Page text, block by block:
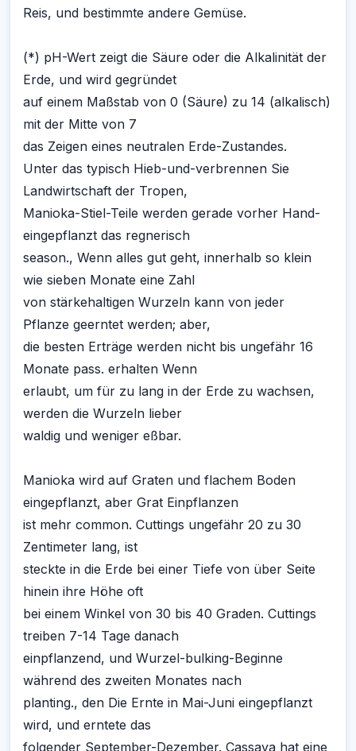
Reis, und bestimmte andere Gemüse.
(*) pH-Wert zeigt die Säure oder die Alkalinität der
Erde, und wird gegründet
auf einem Maßstab von 0 (Säure) zu 14 (alkalisch)
mit der Mitte von 7
das Zeigen eines neutralen Erde-Zustandes.
Unter das typisch Hieb-und-verbrennen Sie
Landwirtschaft der Tropen,
Manioka-Stiel-Teile werden gerade vorher Hand-
eingepflanzt das regnerisch
season., Wenn alles gut geht, innerhalb so klein
wie sieben Monate eine Zahl
von stärkehaltigen Wurzeln kann von jeder
Pflanze geerntet werden; aber,
die besten Erträge werden nicht bis ungefähr 16
Monate pass. erhalten Wenn
erlaubt, um für zu lang in der Erde zu wachsen,
werden die Wurzeln lieber
waldig und weniger eßbar.
Manioka wird auf Graten und flachem Boden
eingepflanzt, aber Grat Einpflanzen
ist mehr common. Cuttings ungefähr 20 zu 30
Zentimeter lang, ist
steckte in die Erde bei einer Tiefe von über Seite
hinein ihre Höhe oft
bei einem Winkel von 30 bis 40 Graden. Cuttings
treiben 7-14 Tage danach
einpflanzend, und Wurzel-bulking-Beginne
während des zweiten Monates nach
planting., den Die Ernte in Mai-Juni eingepflanzt
wird, und erntete das
folgender September-Dezember. Cassava hat eine